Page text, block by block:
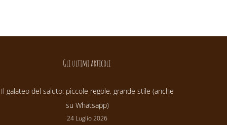
Gli ultimi articoli
Il galateo del saluto: piccole regole, grande stile (anche
su Whatsapp)
24 Luglio 2026